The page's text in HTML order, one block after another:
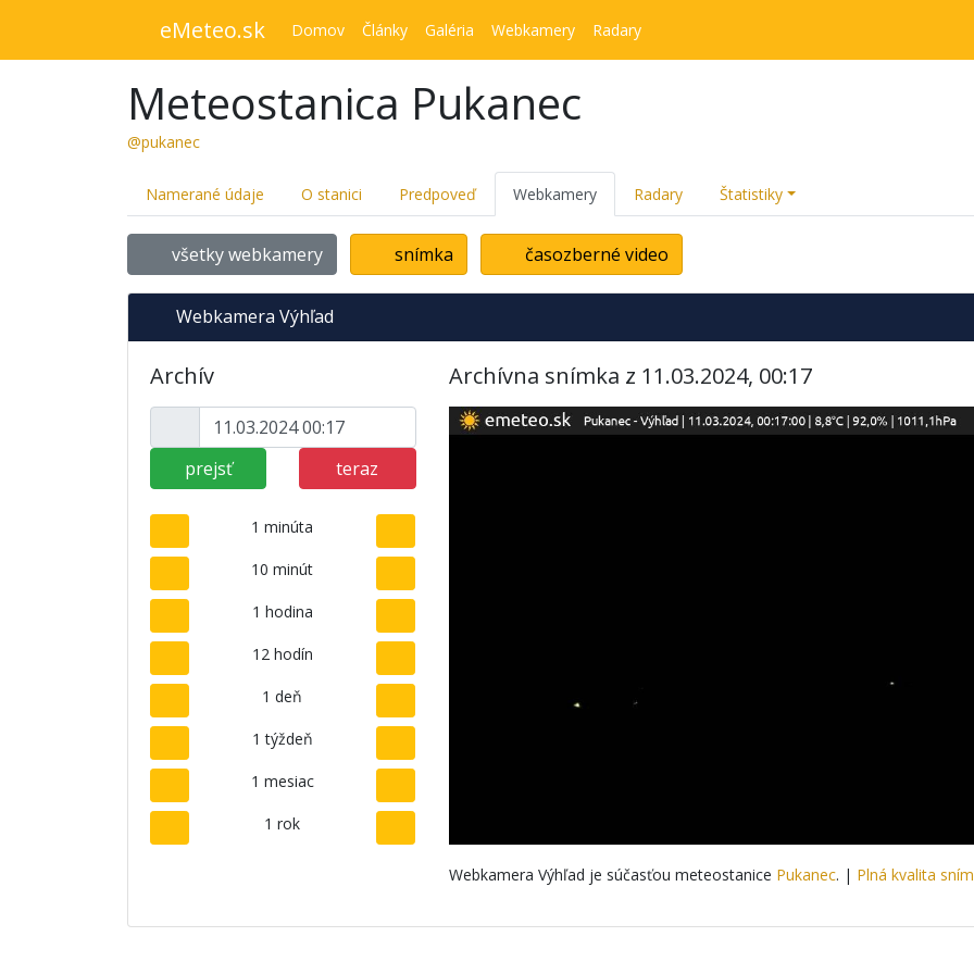
eMeteo.sk Domov Články Galéria Webkamery Radary
Meteostanica Pukanec
@pukanec
Namerané údaje O stanici Predpoveď Webkamery Radary Štatistiky
všetky webkamery snímka časozberné video
Webkamera Výhľad
Archív
prejsť teraz
1 minúta
10 minút
1 hodina
12 hodín
1 deň
1 týždeň
1 mesiac
1 rok
Archívna snímka z 11.03.2024, 00:17
Webkamera Výhľad je súčasťou meteostanice Pukanec. | Plná kvalita